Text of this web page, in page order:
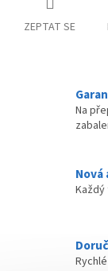
ZEPTAT SE
Na
Každý